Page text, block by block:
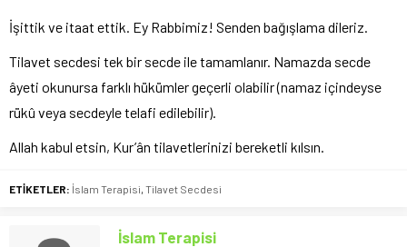
İşittik ve itaat ettik. Ey Rabbimiz! Senden bağışlama dileriz.
Tilavet secdesi tek bir secde ile tamamlanır. Namazda secde
âyeti okunursa farklı hükümler geçerli olabilir (namaz içindeyse
rükû veya secdeyle telafi edilebilir).
Allah kabul etsin, Kur’ân tilavetlerinizi bereketli kılsın.
ETİKETLER: İslam Terapisi Tilavet Secdesi
İslam Terapisi